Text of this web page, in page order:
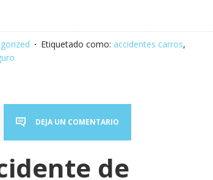
Etiquetado como: accidentes carros,
DEJA UN COMENTARIO
de